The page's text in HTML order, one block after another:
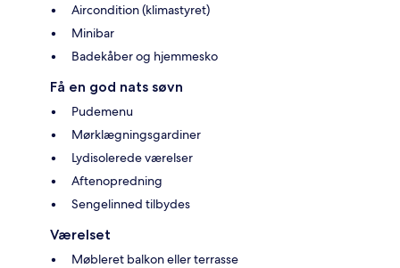
Aircondition (klimastyret)
Minibar
Badekåber og hjemmesko
Få en god nats søvn
Pudemenu
Mørklægningsgardiner
Lydisolerede værelser
Aftenopredning
Sengelinned tilbydes
Værelset
Møbleret balkon eller terrasse